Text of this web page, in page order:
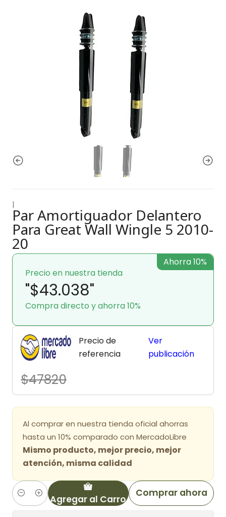
|
Par Amortiguador Delantero
Para Great Wall Wingle 5 2010-
20
Precio en nuestra tienda
"$43.038"
Compra directo y ahorra 10%
Ahorra 10%
Precio de
referencia
$47820
Ver
publicación
Al comprar en nuestra tienda oficial ahorras
hasta un 10% comparado con MercadoLibre
Mismo producto, mejor precio, mejor
atención, misma calidad
Cantidad Agregar al Carro
Comprar ahora